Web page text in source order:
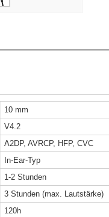
10 mm
V4.2
A2DP, AVRCP, HFP, CVC
In-Ear-Typ
1-2 Stunden
3 Stunden (max. Lautstärke)
120h